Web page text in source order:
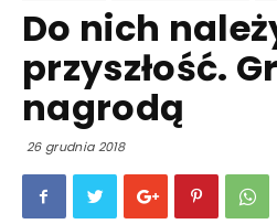
Do nich
przyszłość.
nagrodą
26 grudnia 2018